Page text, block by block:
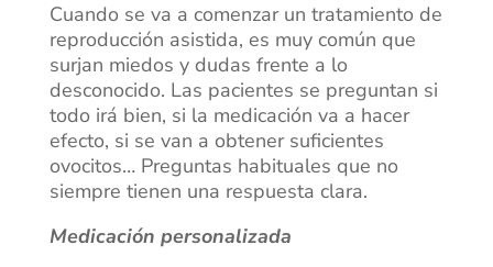
Cuando se va a comenzar un tratamiento de
reproducción asistida, es muy común que
surjan miedos y dudas frente a lo
desconocido. Las pacientes se preguntan si
todo irá bien, si la medicación va a hacer
efecto, si se van a obtener suficientes
ovocitos… Preguntas habituales que no
siempre tienen una respuesta clara.
Medicación personalizada